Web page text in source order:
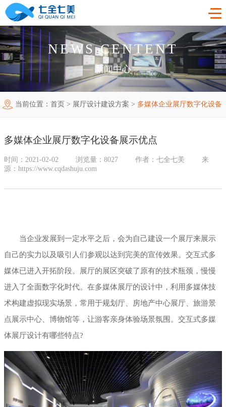
首页
工程案例
法制教育基地
产品中心
NEWS CENTENT
—— 新闻中心 ——
当前位置： 首页 > 展厅设计建设方案 > 多媒体企业展厅数字化设备
多媒体企业展厅数字化设备展示优点
时间：2021-02-02 浏览量：8027 作者：七全七美
来
源：https://www.cqdashuju.com
当企业发展到一定水平之后，会为自己建设一个展厅来展示
自己的实力以及吸引人们参观以达到完美的宣传效果。交互式多
媒体已进入开拓阶段。展厅的展区突破了原有的技术瓶颈，慢慢
进入了全面数字化时代。在多媒体展厅的设计中，利用多媒体技
术构建虚拟现实场景，常用于规划厅、房地产中心展厅、旅游景
点展示中心、博物馆等，让游客亲身体验场景氛围。交互式多媒
体展厅设计有哪些特点?